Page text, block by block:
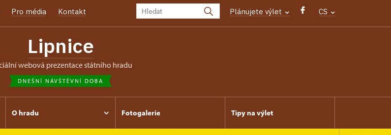
Pro média Kontakt Plánujete výlet CS
Lipnice
webová prezentace státního hradu
DNEŠNÍ NÁVŠTĚVNÍ DOBA
O hradu Fotogalerie Tipy na výlet